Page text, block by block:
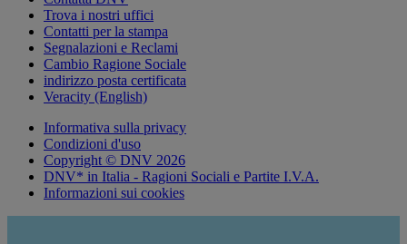
Trova i nostri uffici
Contatti per la stampa
Segnalazioni e Reclami
Cambio Ragione Sociale
indirizzo posta certificata
Veracity (English)
Informativa sulla privacy
Condizioni d'uso
Copyright © DNV 2026
DNV* in Italia - Ragioni Sociali e Partite I.V.A.
Informazioni sui cookies